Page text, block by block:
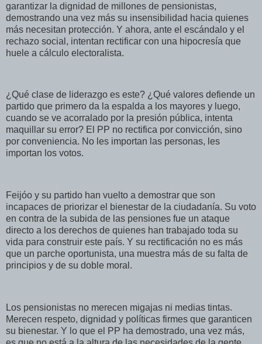
garantizar la dignidad de millones de pensionistas,
demostrando una vez más su insensibilidad hacia quienes
más necesitan protección. Y ahora, ante el escándalo y el
rechazo social, intentan rectificar con una hipocresía que
huele a cálculo electoralista.
¿Qué clase de liderazgo es este? ¿Qué valores defiende un
partido que primero da la espalda a los mayores y luego,
cuando se ve acorralado por la presión pública, intenta
maquillar su error? El PP no rectifica por convicción, sino
por conveniencia. No les importan las personas, les
importan los votos.
Feijóo y su partido han vuelto a demostrar que son
incapaces de priorizar el bienestar de la ciudadanía. Su voto
en contra de la subida de las pensiones fue un ataque
directo a los derechos de quienes han trabajado toda su
vida para construir este país. Y su rectificación no es más
que un parche oportunista, una muestra más de su falta de
principios y de su doble moral.
Los pensionistas no merecen migajas ni medias tintas.
Merecen respeto, dignidad y políticas firmes que garanticen
su bienestar. Y lo que el PP ha demostrado, una vez más,